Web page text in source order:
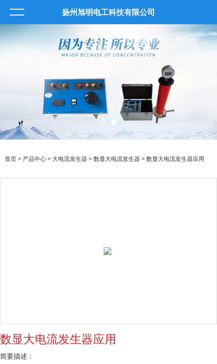
扬州旭明电工科技有限公司
首页 > 产品中心 > 大电流发生器 > 数显大电流发生器 > 数显大电流发生器应用
数显大电流发生器应用
简要描述：